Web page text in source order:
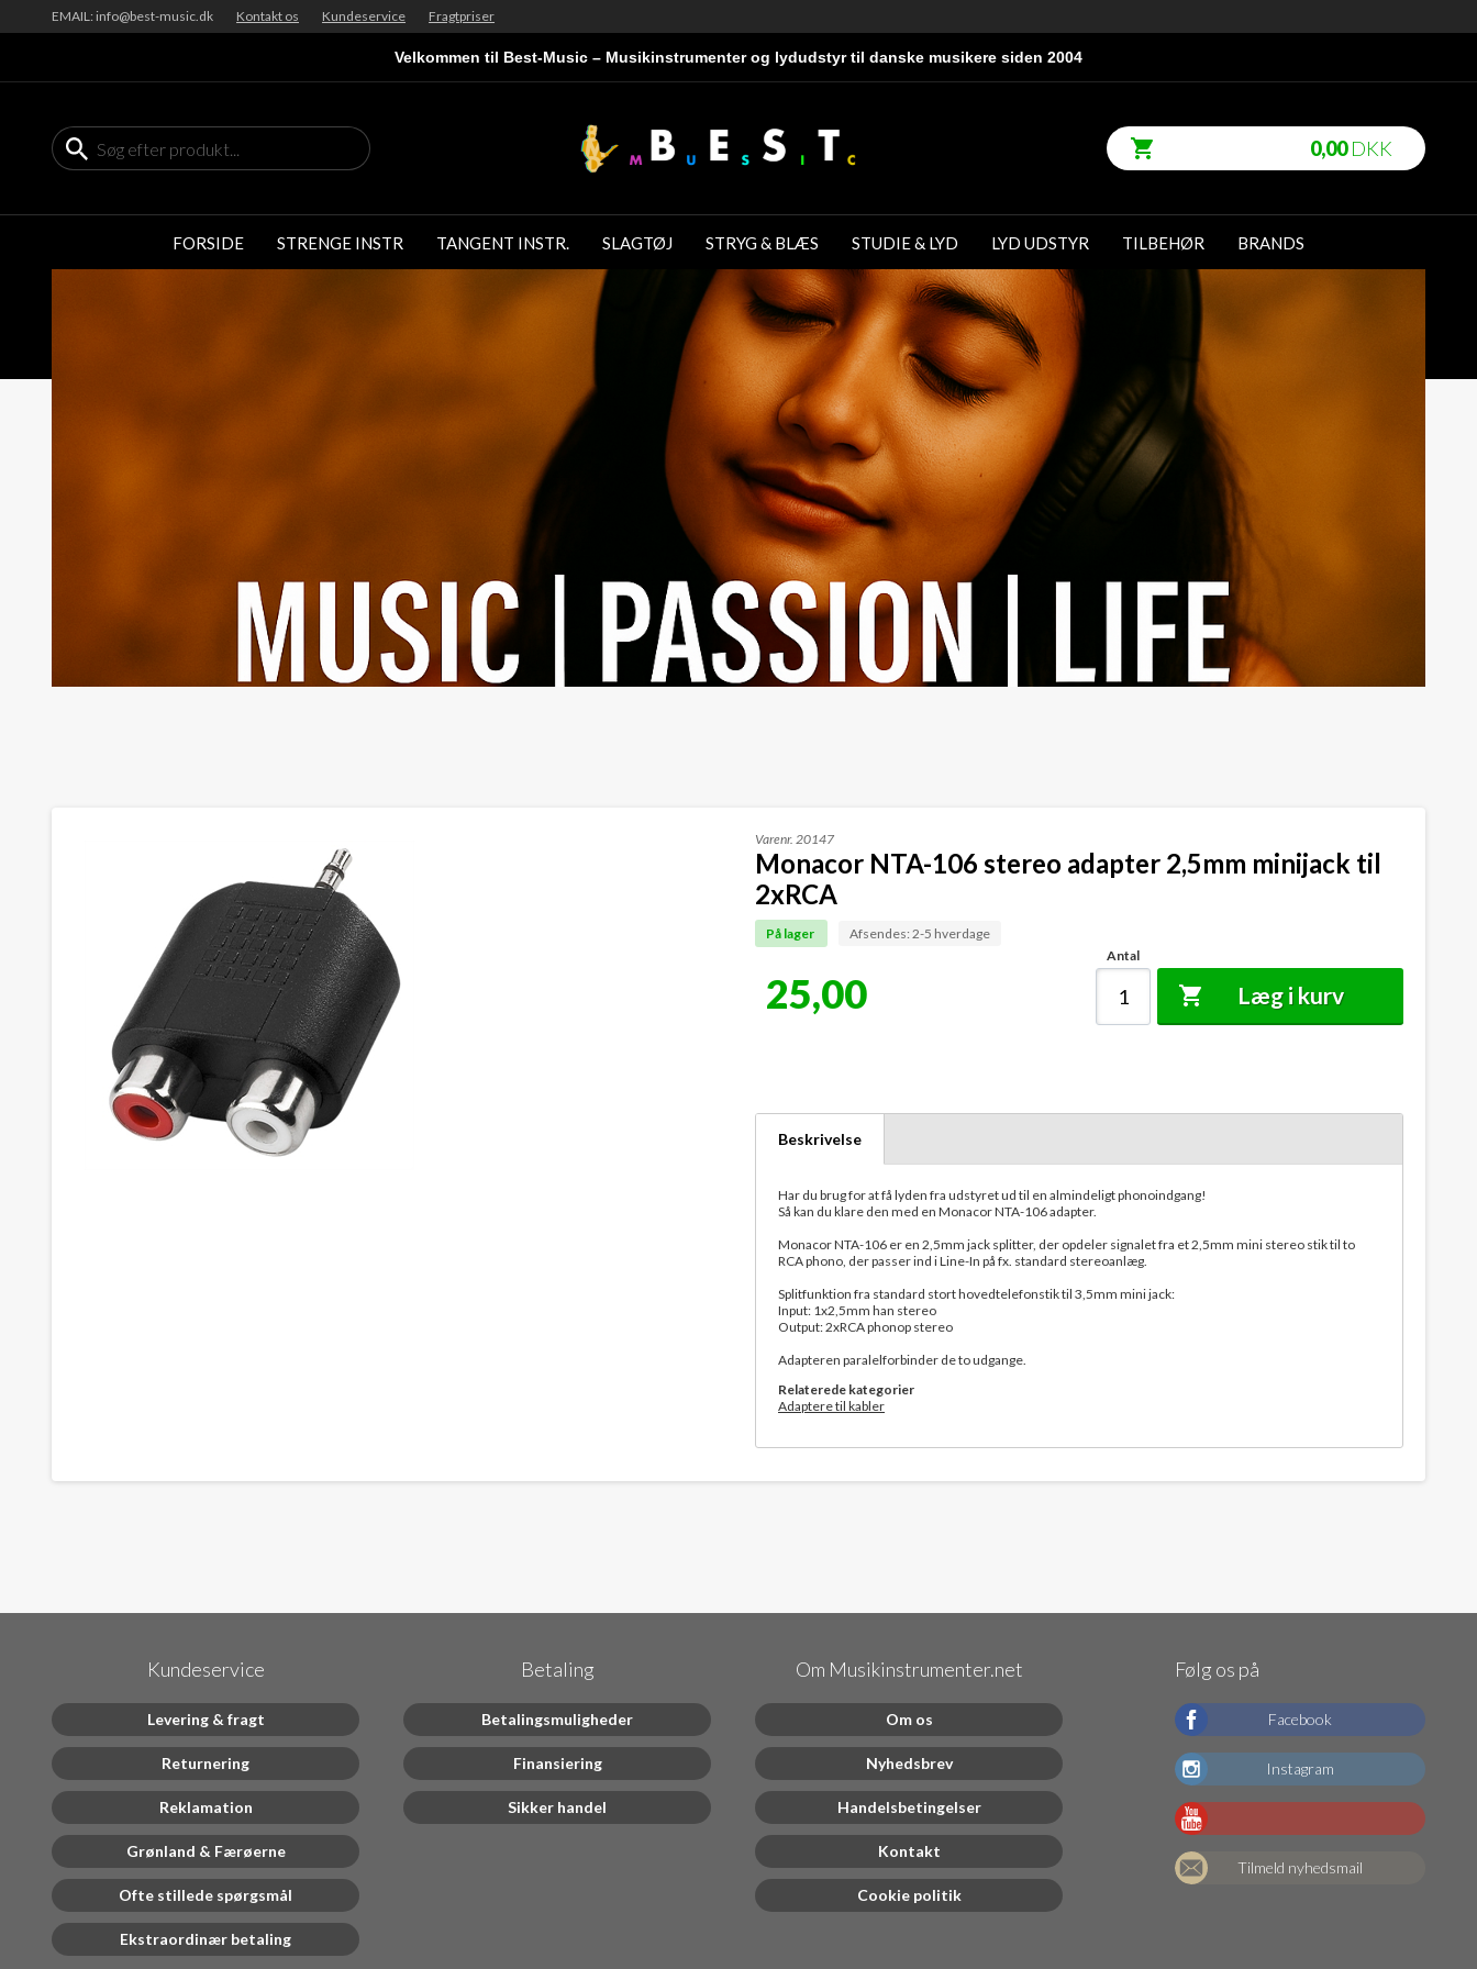
EMAIL: info@best-music.dk Kontakt os Kundeservice Fragtpriser
Velkommen til Best-Music – Musikinstrumenter og lydudstyr til danske musikere siden 2004
0,00DKK
FORSIDE STRENGE INSTR TANGENT INSTR. SLAGTØJ STRYG & BLÆS STUDIE & LYD LYD UDSTYR TILBEHØR BRANDS
Varenr. 20147
Monacor NTA-106 stereo adapter 2,5mm minijack til
2xRCA
På lager Afsendes: 2-5 hverdage
25,00
Antal
Læg i kurv
Beskrivelse
Har du brug for at få lyden fra udstyret ud til en almindeligt phonoindgang!
Så kan du klare den med en Monacor NTA-106 adapter.
Monacor NTA-106 er en 2,5mm jack splitter, der opdeler signalet fra et 2,5mm mini stereo stik til to
RCA phono, der passer ind i Line-In på fx. standard stereoanlæg.
Splitfunktion fra standard stort hovedtelefonstik til 3,5mm mini jack:
Input: 1x2,5mm han stereo
Output: 2xRCA phonop stereo
Adapteren paralelforbinder de to udgange.
Relaterede kategorier
Adaptere til kabler
Kundeservice
Levering & fragt
Returnering
Reklamation
Grønland & Færøerne
Ofte stillede spørgsmål
Ekstraordinær betaling
Betaling
Betalingsmuligheder
Finansiering
Sikker handel
Om Musikinstrumenter.net
Om os
Nyhedsbrev
Handelsbetingelser
Kontakt
Cookie politik
Følg os på
Facebook
Instagram
Tilmeld nyhedsmail